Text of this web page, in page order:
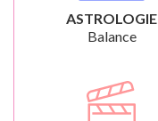
ASTROLOGIE
Balance